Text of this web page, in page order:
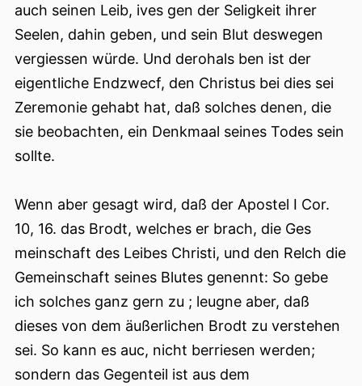
auch seinen Leib, ives gen der Seligkeit ihrer
Seelen, dahin geben, und sein Blut deswegen
vergiessen würde. Und derohals ben ist der
eigentliche Endzwecf, den Christus bei dies sei
Zeremonie gehabt hat, daß solches denen, die
sie beobachten, ein Denkmaal seines Todes sein
sollte.
Wenn aber gesagt wird, daß der Apostel I Cor.
10, 16. das Brodt, welches er brach, die Ges
meinschaft des Leibes Christi, und den Relch die
Gemeinschaft seines Blutes genennt: So gebe
ich solches ganz gern zu ; leugne aber, daß
dieses von dem äußerlichen Brodt zu verstehen
sei. So kann es auc, nicht berriesen werden;
sondern das Gegenteil ist aus dem